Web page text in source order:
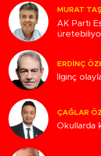
MURAT
AK Parti
ERDINÇ
İlginç
ÇAĞLAR
Okullarda